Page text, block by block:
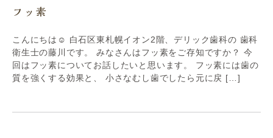
フッ素
こんにちは☺︎ 白石区東札幌イオン2階、デリック歯科の 歯科
衛生士の藤川です。 みなさんはフッ素をご存知ですか？ 今
回はフッ素についてお話したいと思います。 フッ素には歯の
質を強くする効果と、 小さなむし歯でしたら元に戻 […]